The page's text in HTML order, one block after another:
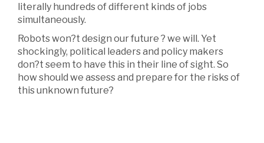
literally hundreds of different kinds of jobs
simultaneously.
Robots won?t design our future ? we will. Yet
shockingly, political leaders and policy makers
don?t seem to have this in their line of sight. So
how should we assess and prepare for the risks of
this unknown future?